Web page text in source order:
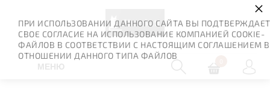
МЕНЮ
ПРИ ИСПОЛЬЗОВАНИИ ДАННОГО САЙТА ВЫ
СВОЕ СОГЛАСИЕ НА ИСПОЛЬЗОВАНИЕ КОМПАНИЕЙ COOKIE-
ФАЙЛОВ В СООТВЕТСТВИИ С НАСТОЯЩИМ СОГЛАШЕНИЕМ В
ОТНОШЕНИИ ДАННОГО ТИПА ФАЙЛОВ
×